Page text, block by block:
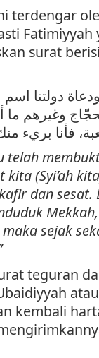
terdengar
Fatimiyyah
surat
دولتنا اسم
وغيرهم ما
telah
(Syi’ah
dan sesat.
maka sejak
teguran
kembali